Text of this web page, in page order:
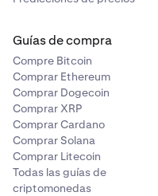
Guías de compra
Compre Bitcoin
Comprar Ethereum
Comprar Dogecoin
Comprar XRP
Comprar Cardano
Comprar Solana
Comprar Litecoin
Todas las guías de
criptomonedas